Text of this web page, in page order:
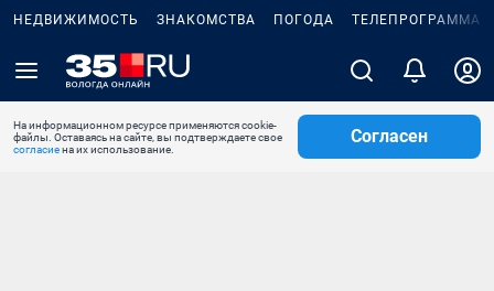
НЕДВИЖИМОСТЬ ЗНАКОМСТВА ПОГОДА ТЕЛЕПРОГРАММА
На информационном ресурсе применяются cookie-
файлы. Оставаясь на сайте, вы подтверждаете свое
согласиена их использование.
Согласен